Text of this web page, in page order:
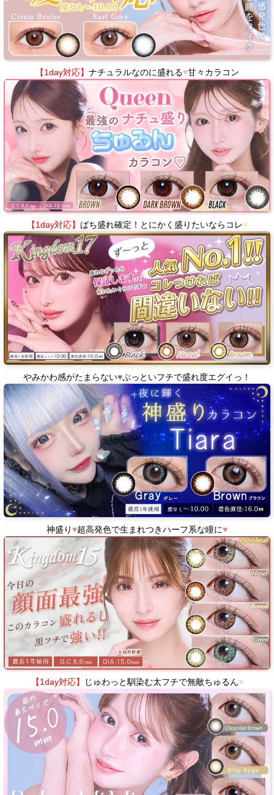
【1day対応】 ナチュラルなのに盛れる♥甘々カラコン
【1day対応】 ばち盛れ確定！とにかく盛りたいならコレ♥
やみかわ感がたまらない♥ぶっといフチで盛れ度エグイっ！
神盛り♥超高発色で生まれつきハーフ系な瞳に♥
【1day対応】 じゅわっと馴染む太フチで無敵ちゅるん♥